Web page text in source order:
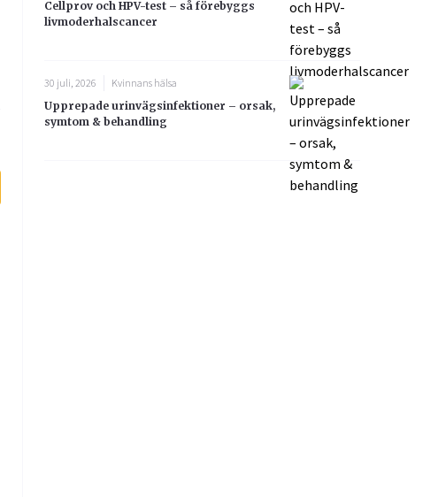
Cellprov och HPV-test – så förebyggs
livmoderhalscancer
30 juli, 2026
Kvinnans hälsa
Upprepade urinvägsinfektioner – orsak,
symtom & behandling